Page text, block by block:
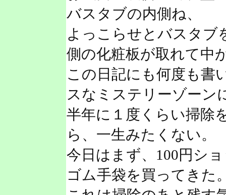
バスタブの内側ね、
よっこらせとバスタブ
側の化粧板が取れて中
この日記にも何度も書
スなミステリーゾーン
半年に１度くらい掃除
ら、一生みたくない。
今日はまず、100円シ
ゴム手袋を買ってきた